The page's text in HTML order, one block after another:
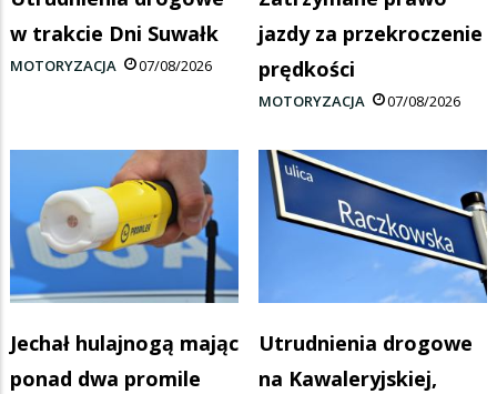
w trakcie Dni Suwałk
MOTORYZACJA 07/08/2026
jazdy za przekroczenie
prędkości
MOTORYZACJA 07/08/2026
Jechał hulajnogą mając
ponad dwa promile
Utrudnienia drogowe
na Kawaleryjskiej,